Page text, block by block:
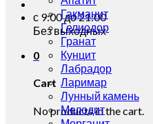
с 9:00 до 21:00
Без выходных
0
Cart
No products in the cart.
Гакманит
Гелиодор
Гранат
Кунцит
Лабрадор
Ларимар
Лунный камень
Мелодит